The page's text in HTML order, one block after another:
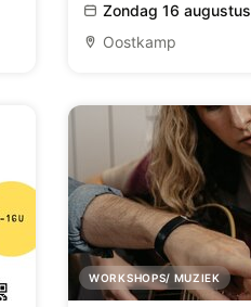
Zondag 16 augustus
Oostkamp
WORKSHOPS/ MUZIEK